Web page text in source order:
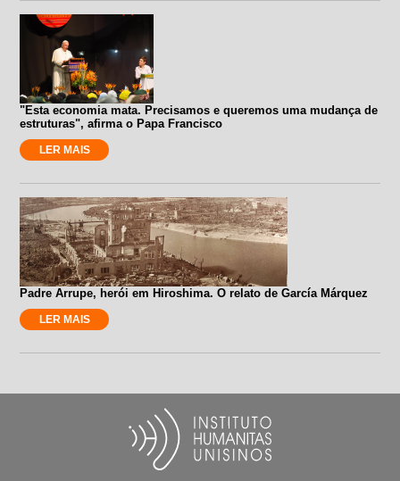
"Esta economia mata. Precisamos e queremos uma mudança de
estruturas", afirma o Papa Francisco
LER MAIS
Padre Arrupe, herói em Hiroshima. O relato de García Márquez
LER MAIS